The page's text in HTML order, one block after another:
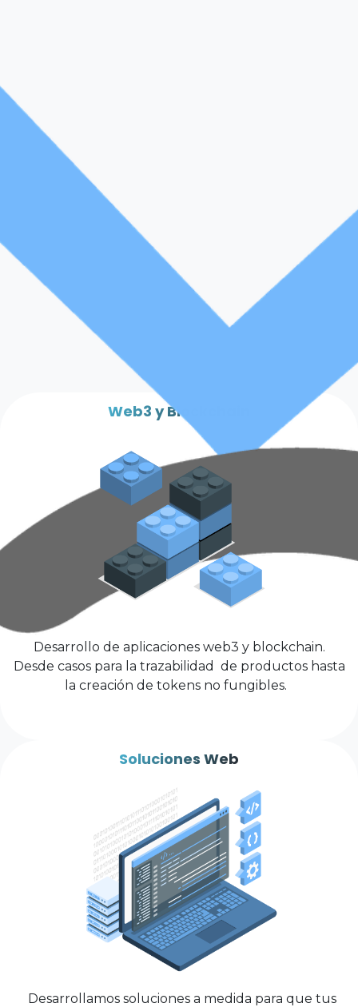
Web3 y Blockchain
Desarrollo de aplicaciones web3 y blockchain.
Desde casos para la trazabilidad de productos hasta
la creación de tokens no fungibles.
Soluciones Web
Desarrollamos soluciones a medida para que tus